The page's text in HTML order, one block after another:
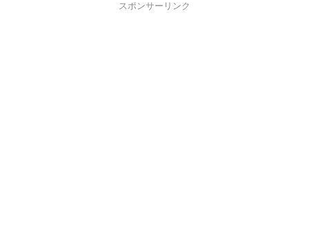
スポンサーリンク